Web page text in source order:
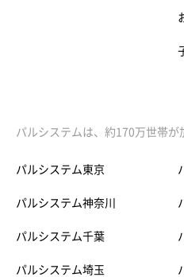
パルシステムは、約170万世帯
パルシステム東京
パルシステム神奈川
パルシステム千葉
パルシステム埼玉